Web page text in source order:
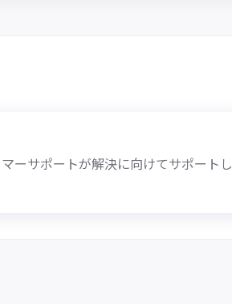
ーサポートが解決に向けてサポートし